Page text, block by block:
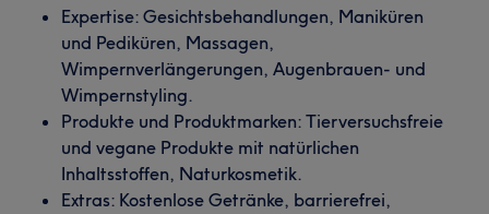
Expertise: Gesichtsbehandlungen, Maniküren
und Pediküren, Massagen,
Wimpernverlängerungen, Augenbrauen- und
Wimpernstyling.
Produkte und Produktmarken: Tierversuchsfreie
und vegane Produkte mit natürlichen
Inhaltsstoffen, Naturkosmetik.
Extras: Kostenlose Getränke, barrierefrei,